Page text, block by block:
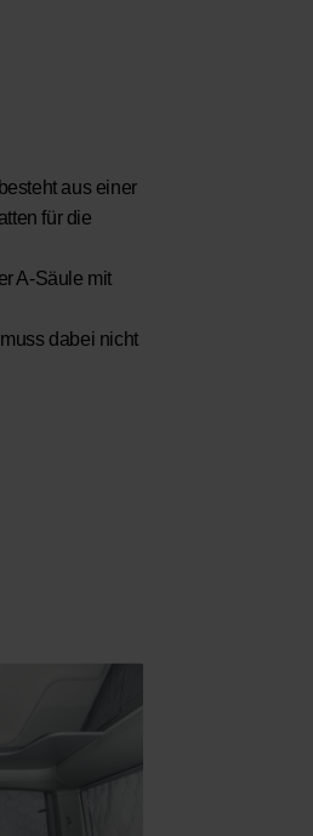
aus einer
für die
A-Säule mit
dabei nicht